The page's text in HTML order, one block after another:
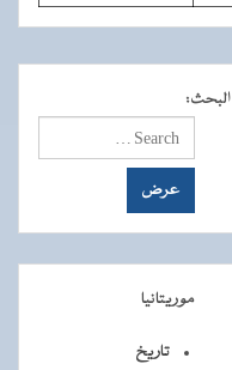
البحث:
موريتانيا
تاريخ